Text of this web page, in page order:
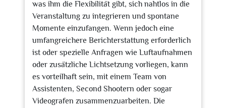
was ihm die Flexibilität gibt, sich nahtlos in die
Veranstaltung zu integrieren und spontane
Momente einzufangen. Wenn jedoch eine
umfangreichere Berichterstattung erforderlich
ist oder spezielle Anfragen wie Luftaufnahmen
oder zusätzliche Lichtsetzung vorliegen, kann
es vorteilhaft sein, mit einem Team von
Assistenten, Second Shootern oder sogar
Videografen zusammenzuarbeiten. Die